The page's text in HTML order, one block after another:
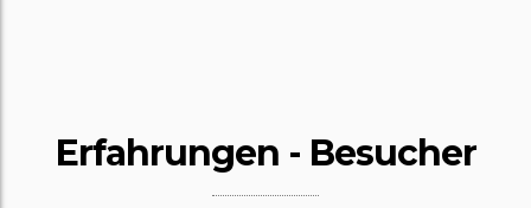
Erfahrungen - Besucher